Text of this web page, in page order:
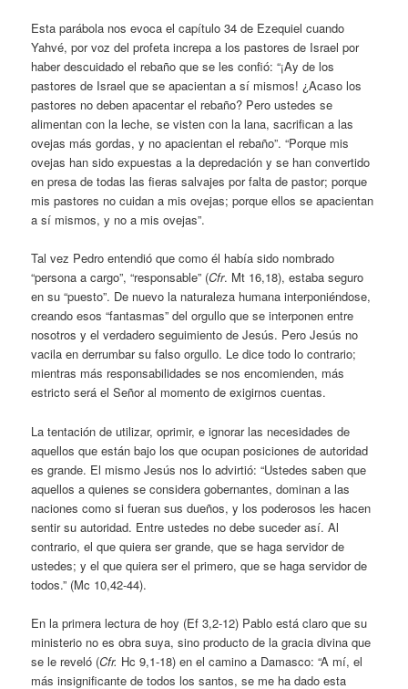
Esta parábola nos evoca el capítulo 34 de Ezequiel cuando
Yahvé, por voz del profeta increpa a los pastores de Israel por
haber descuidado el rebaño que se les confió: “¡Ay de los
pastores de Israel que se apacientan a sí mismos! ¿Acaso los
pastores no deben apacentar el rebaño? Pero ustedes se
alimentan con la leche, se visten con la lana, sacrifican a las
ovejas más gordas, y no apacientan el rebaño”. “Porque mis
ovejas han sido expuestas a la depredación y se han convertido
en presa de todas las fieras salvajes por falta de pastor; porque
mis pastores no cuidan a mis ovejas; porque ellos se apacientan
a sí mismos, y no a mis ovejas”.
Tal vez Pedro entendió que como él había sido nombrado
“persona a cargo”, “responsable” (Cfr. Mt 16,18), estaba seguro
en su “puesto”. De nuevo la naturaleza humana interponiéndose,
creando esos “fantasmas” del orgullo que se interponen entre
nosotros y el verdadero seguimiento de Jesús. Pero Jesús no
vacila en derrumbar su falso orgullo. Le dice todo lo contrario;
mientras más responsabilidades se nos encomienden, más
estricto será el Señor al momento de exigirnos cuentas.
La tentación de utilizar, oprimir, e ignorar las necesidades de
aquellos que están bajo los que ocupan posiciones de autoridad
es grande. El mismo Jesús nos lo advirtió: “Ustedes saben que
aquellos a quienes se considera gobernantes, dominan a las
naciones como si fueran sus dueños, y los poderosos les hacen
sentir su autoridad. Entre ustedes no debe suceder así. Al
contrario, el que quiera ser grande, que se haga servidor de
ustedes; y el que quiera ser el primero, que se haga servidor de
todos.” (Mc 10,42-44).
En la primera lectura de hoy (Ef 3,2-12) Pablo está claro que su
ministerio no es obra suya, sino producto de la gracia divina que
se le reveló (Cfr. Hc 9,1-18) en el camino a Damasco: “A mí, el
más insignificante de todos los santos, se me ha dado esta